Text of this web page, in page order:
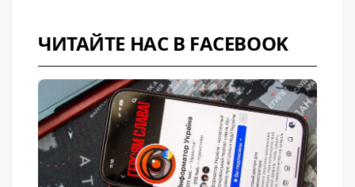
ЧИТАЙТЕ НАС В FACEBOOK